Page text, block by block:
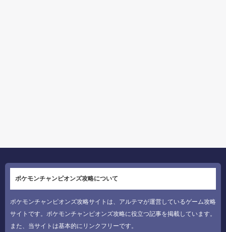
ポケモンチャンピオンズ攻略について
ポケモンチャンピオンズ攻略サイトは、アルテマが運営しているゲーム攻略
サイトです。ポケモンチャンピオンズ攻略に役立つ記事を掲載しています。
また、当サイトは基本的にリンクフリーです。